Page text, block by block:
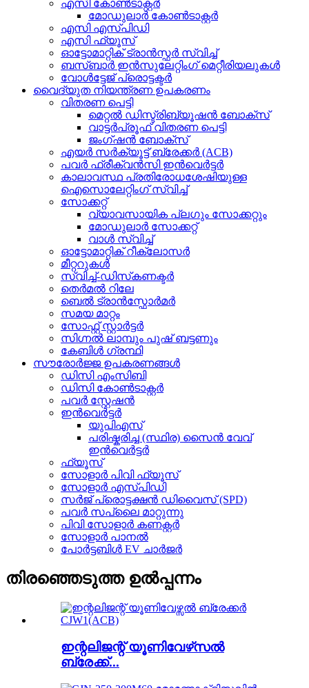
എസി കോൺടാക്റ്റർ
മോഡുലാർ കോൺടാക്റ്റർ
എസി എസ്പിഡി
എസി ഫ്യൂസ്
ഓട്ടോമാറ്റിക് ട്രാൻസ്ഫർ സ്വിച്ച്
ബസ്ബാർ ഇൻസുലേറ്റിംഗ് മെറ്റീരിയലുകൾ
വോൾട്ടേജ് പ്രൊട്ടക്ടർ
വൈദ്യുത നിയന്ത്രണ ഉപകരണം
വിതരണ പെട്ടി
മെറ്റൽ ഡിസ്ട്രിബ്യൂഷൻ ബോക്സ്
വാട്ടർപ്രൂഫ് വിതരണ പെട്ടി
ജംഗ്ഷൻ ബോക്സ്
എയർ സർക്യൂട്ട് ബ്രേക്കർ (ACB)
പവർ ഫ്രീക്വൻസി ഇൻവെർട്ടർ
കാലാവസ്ഥ പ്രതിരോധശേഷിയുള്ള
ഐസൊലേറ്റിംഗ് സ്വിച്ച്
സോക്കറ്റ്
വ്യാവസായിക പ്ലഗും സോക്കറ്റും
മോഡുലാർ സോക്കറ്റ്
വാൾ സ്വിച്ച്
ഓട്ടോമാറ്റിക് റീക്ലോസർ
മീറ്ററുകൾ
സ്വിച്ച്-ഡിസ്‌കണക്ടർ
തെർമൽ റിലേ
ബെൽ ട്രാൻസ്ഫോർമർ
സമയ മാറ്റം
സോഫ്റ്റ് സ്റ്റാർട്ടർ
സിഗ്നൽ ലാമ്പും പുഷ് ബട്ടണും
കേബിൾ ഗ്രന്ഥി
സൗരോർജ്ജ ഉപകരണങ്ങൾ
ഡിസി എംസിബി
ഡിസി കോൺടാക്റ്റർ
പവർ സ്റ്റേഷൻ
ഇൻവെർട്ടർ
യുപിഎസ്
പരിഷ്കരിച്ച (സ്ഥിര) സൈൻ വേവ്
ഇൻവെർട്ടർ
ഫ്യൂസ്
സോളാർ പിവി ഫ്യൂസ്
സോളാർ എസ്പിഡി
സർജ് പ്രൊട്ടക്ഷൻ ഡിവൈസ് (SPD)
പവർ സപ്ലൈ മാറ്റുന്നു
പിവി സോളാർ കണക്റ്റർ
സോളാർ പാനൽ
പോർട്ടബിൾ EV ചാർജർ
തിരഞ്ഞെടുത്ത ഉൽപ്പന്നം
ഇന്റലിജന്റ് യൂണിവേഴ്‌സൽ
ബ്രേക്ക്...